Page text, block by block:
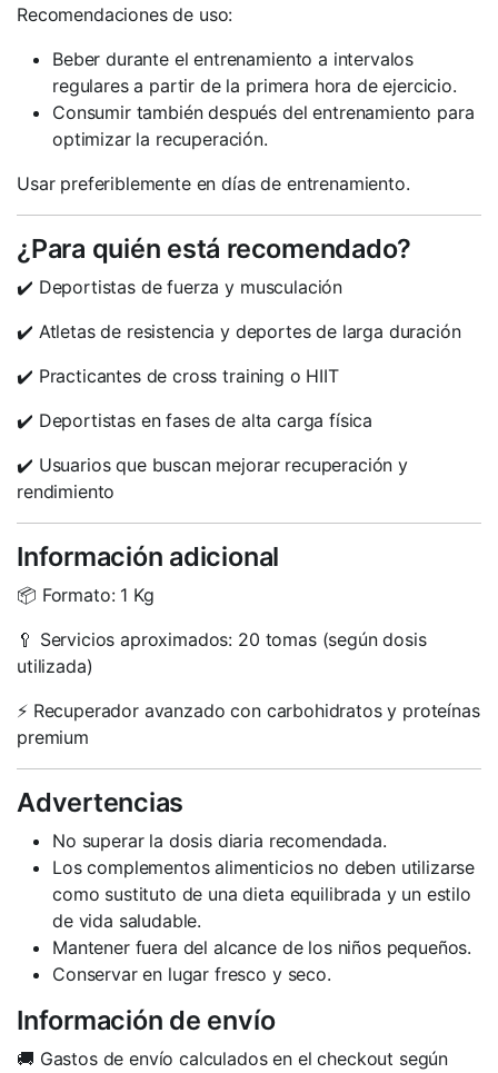
Recomendaciones de uso:
Beber durante el entrenamiento a intervalos
regulares a partir de la primera hora de ejercicio.
Consumir también después del entrenamiento para
optimizar la recuperación.
Usar preferiblemente en días de entrenamiento.
¿Para quién está recomendado?
✔️ Deportistas de fuerza y musculación
✔️ Atletas de resistencia y deportes de larga duración
✔️ Practicantes de cross training o HIIT
✔️ Deportistas en fases de alta carga física
✔️ Usuarios que buscan mejorar recuperación y
rendimiento
Información adicional
📦 Formato: 1 Kg
🥄 Servicios aproximados: 20 tomas (según dosis
utilizada)
⚡ Recuperador avanzado con carbohidratos y proteínas
premium
Advertencias
No superar la dosis diaria recomendada.
Los complementos alimenticios no deben utilizarse
como sustituto de una dieta equilibrada y un estilo
de vida saludable.
Mantener fuera del alcance de los niños pequeños.
Conservar en lugar fresco y seco.
Información de envío
🚚 Gastos de envío calculados en el checkout según